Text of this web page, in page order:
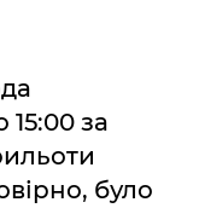
за
було